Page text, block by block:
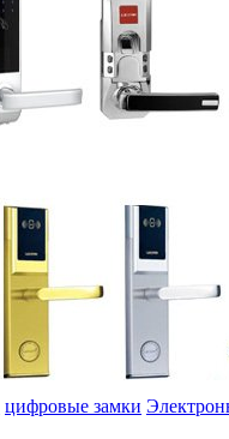
цифровые замки